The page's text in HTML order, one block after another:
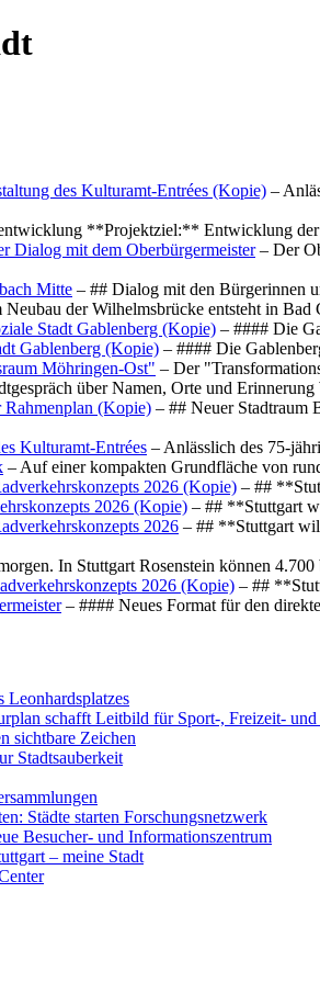
des Kulturamt-Entrées (Kopie) –
**Projektziel:** Entwicklung
Dialog mit dem Oberbürgermeister– Der
Mitte – ## Dialog mit den Bürgerinnen
Neubau der Wilhelmsbrücke entsteht in
Stadt Gablenberg (Kopie) – #### Die
Gablenberg (Kopie) – #### Die
Möhringen-Ost" – Der
über Namen, Orte und
Rahmenplan (Kopie) – ## Neuer Stadtraum
Kulturamt-Entrées – Anlässlich des 75-
– Auf einer kompakten Grundfläche von
2026 (Kopie) – ##
2026 (Kopie) – ## **Stuttgart
2026 – ## **Stuttgart
In Stuttgart Rosenstein können
2026 (Kopie) – ##
– #### Neues Format für den
Leonhards­platzes
schafft Leitbild für Sport-, Freizeit- und
sichtbare Zeichen
Stadtsauberkeit
Städte starten Forschungsnetzwerk
Besucher- und Informationszentrum
– meine Stadt